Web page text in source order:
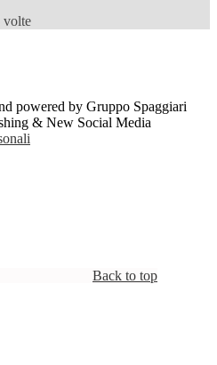
volte
powered by Gruppo Spaggiari
& New Social Media
Back to top